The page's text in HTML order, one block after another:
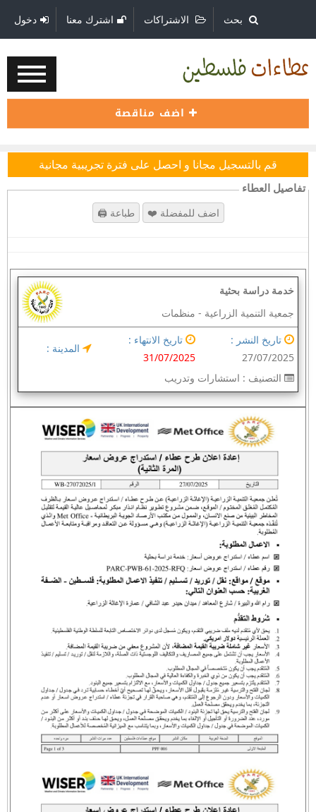
بحث الاشتراكات اشترك معنا دخول
اضف مناقصة
قم بالتسجيل مجانا و احصل على فترة تجريبية مجانية
تفاصيل العطاء
خدمة دراسة بحثية
جمعية التنمية الزراعية-منظمات
تاريخ النشر :
27/07/2025
تاريخ الانتهاء :
31/07/2025
المدينة :
التصنيف : استشارات وتدريب